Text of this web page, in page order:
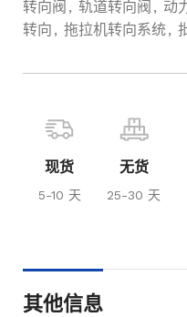
转向阀 , 轨道转向阀 , 动
转向 , 拖拉机转向系统,
现货
5-10 天
无货
25-30 天
其他信息